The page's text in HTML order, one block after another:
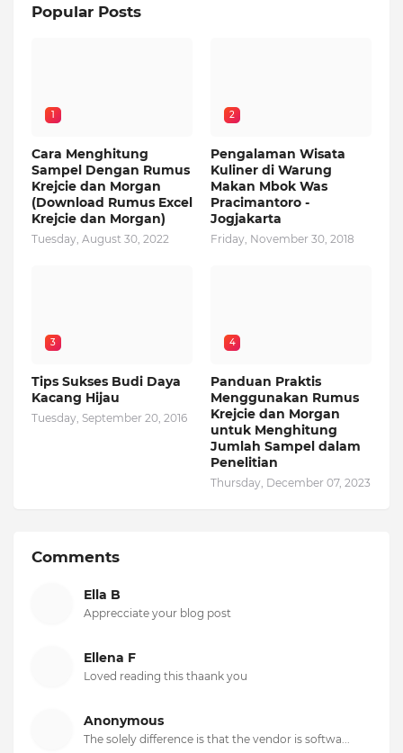
Popular Posts
1
Cara Menghitung
Sampel Dengan Rumus
Krejcie dan Morgan
(Download Rumus Excel
Krejcie dan Morgan)
Tuesday, August 30, 2022
2
Pengalaman Wisata
Kuliner di Warung
Makan Mbok Was
Pracimantoro -
Jogjakarta
Friday, November 30, 2018
3
Tips Sukses Budi Daya
Kacang Hijau
Tuesday, September 20, 2016
4
Panduan Praktis
Menggunakan Rumus
Krejcie dan Morgan
untuk Menghitung
Jumlah Sampel dalam
Penelitian
Thursday, December 07, 2023
Comments
Ella B
Apprecciate your blog post
Ellena F
Loved reading this thaank you
Anonymous
The solely difference is that the vendor is softwa...